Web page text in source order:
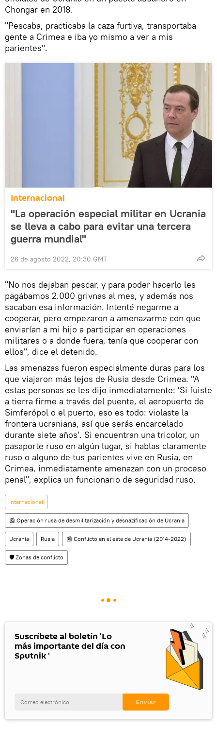
Chongar en 2018.
"Pescaba, practicaba la caza furtiva, transportaba
gente a Crimea e iba yo mismo a ver a mis
parientes".
Internacional
"La operación especial militar en Ucrania
se lleva a cabo para evitar una tercera
guerra mundial"
26 de agosto 2022, 20:30 GMT
"No nos dejaban pescar, y para poder hacerlo les
pagábamos 2.000 grivnas al mes, y además nos
sacaban esa información. Intenté negarme a
cooperar, pero empezaron a amenazarme con que
enviarían a mi hijo a participar en operaciones
militares o a donde fuera, tenía que cooperar con
ellos", dice el detenido.
Las amenazas fueron especialmente duras para los
que viajaron más lejos de Rusia desde Crimea. "A
estas personas se les dijo inmediatamente: 'Si fuiste
a tierra firme a través del puente, el aeropuerto de
Simferópol o el puerto, eso es todo: violaste la
frontera ucraniana, así que serás encarcelado
durante siete años'. Si encuentran una tricolor, un
pasaporte ruso en algún lugar, si hablas claramente
ruso o alguno de tus parientes vive en Rusia, en
Crimea, inmediatamente amenazan con un proceso
penal", explica un funcionario de seguridad ruso.
Internacional
📰 Operación rusa de desmilitarización y desnazificación de Ucrania
Ucrania Rusia 📰 Conflicto en el este de Ucrania (2014-2022)
🛡️ Zonas de conflicto
Suscríbete al boletín 'Lo
más importante del día con
Sputnik '